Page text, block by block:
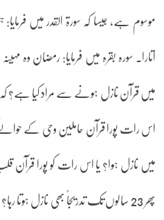
موسوم ہے، جیسا کہ سورۃ القدر میں
اتارا۔ سورہ بقرہ میں فرمایا: رمضان وہ
میں قرآن نازل ہونے سے مراد کیا ہے؟
اس رات پورا قرآن حاملین وحی کے حوالے
میں نازل ہوا؟ یا اس رات کو پورا
پھر 23 سالوں تک تدریجاً بھی نازل